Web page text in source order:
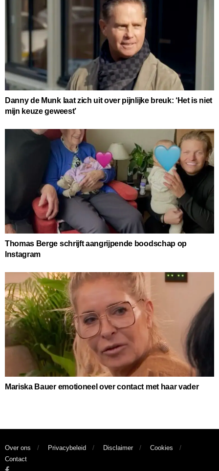
Danny de Munk laat zich uit over pijnlijke breuk: ‘Het is niet
mijn keuze geweest’
Thomas Berge schrijft aangrijpende boodschap op
Instagram
Mariska Bauer emotioneel over contact met haar vader
Over ons Privacybeleid Disclaimer
Cookies
Contact